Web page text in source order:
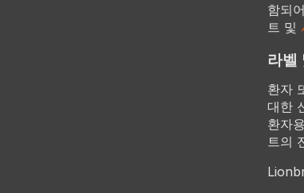
함되
트 및
라벨
환자
대한
환자
트의